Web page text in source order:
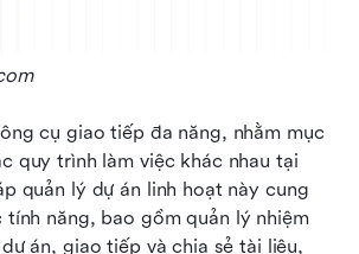
cụ giao tiếp đa năng, nhằm mục
quy trình làm việc khác nhau tại
quản lý dự án linh hoạt này cung
năng, bao gồm quản lý nhiệm
án, giao tiếp và chia sẻ tài liệu,